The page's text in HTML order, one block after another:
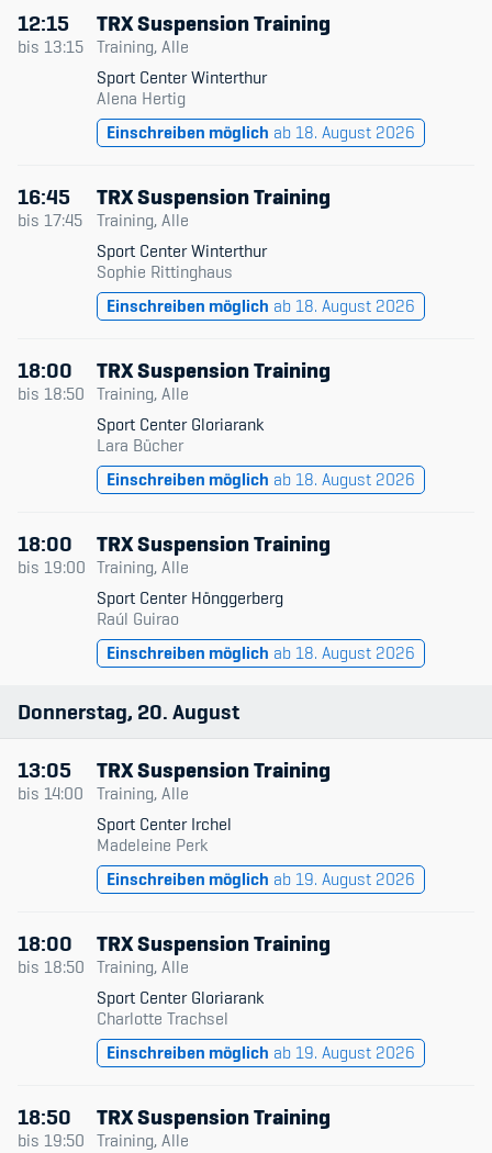
12:15
bis 13:15
TRX Suspension Training
Training, Alle
Sport Center Winterthur
Alena Hertig
Einschreiben möglich ab 18. August 2026
16:45
bis 17:45
TRX Suspension Training
Training, Alle
Sport Center Winterthur
Sophie Rittinghaus
Einschreiben möglich ab 18. August 2026
18:00
bis 18:50
TRX Suspension Training
Training, Alle
Sport Center Gloriarank
Lara Bücher
Einschreiben möglich ab 18. August 2026
18:00
bis 19:00
TRX Suspension Training
Training, Alle
Sport Center Hönggerberg
Raúl Guirao
Einschreiben möglich ab 18. August 2026
Donnerstag 20 August
13:05
bis 14:00
TRX Suspension Training
Training, Alle
Sport Center Irchel
Madeleine Perk
Einschreiben möglich ab 19. August 2026
18:00
bis 18:50
TRX Suspension Training
Training, Alle
Sport Center Gloriarank
Charlotte Trachsel
Einschreiben möglich ab 19. August 2026
18:50
bis 19:50
TRX Suspension Training
Training, Alle